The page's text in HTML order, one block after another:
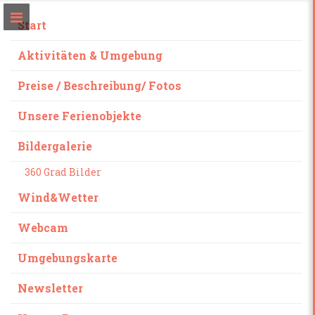
Start
Aktivitäten & Umgebung
Preise / Beschreibung/ Fotos
Unsere Ferienobjekte
Bildergalerie
360 Grad Bilder
Wind&Wetter
Webcam
Umgebungskarte
Newsletter